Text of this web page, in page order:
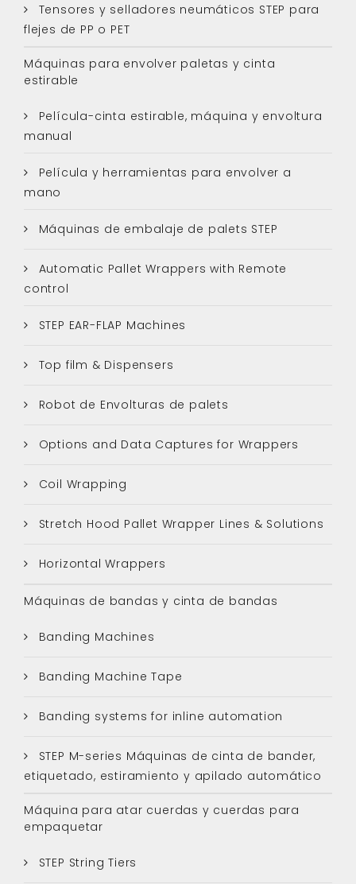
Tensores y selladores neumáticos STEP para
flejes de PP o PET
Máquinas para envolver paletas y cinta
estirable
Película-cinta estirable, máquina y envoltura
manual
Película y herramientas para envolver a
mano
Máquinas de embalaje de palets STEP
Automatic Pallet Wrappers with Remote
control
STEP EAR-FLAP Machines
Top film & Dispensers
Robot de Envolturas de palets
Options and Data Captures for Wrappers
Coil Wrapping
Stretch Hood Pallet Wrapper Lines & Solutions
Horizontal Wrappers
Máquinas de bandas y cinta de bandas
Banding Machines
Banding Machine Tape
Banding systems for inline automation
STEP M-series Máquinas de cinta de bander,
etiquetado, estiramiento y apilado automático
Máquina para atar cuerdas y cuerdas para
empaquetar
STEP String Tiers